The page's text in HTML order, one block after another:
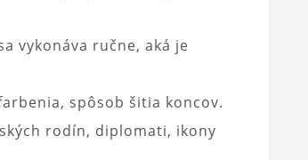
vykonáva ručne, aká je
spôsob šitia koncov.
rodín, diplomati, ikony